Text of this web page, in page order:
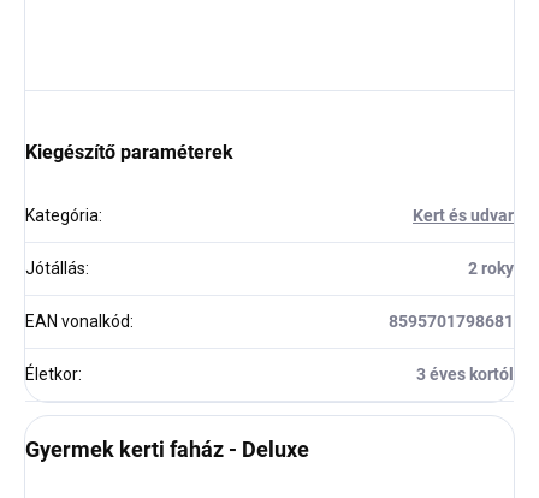
Kiegészítő paraméterek
Kategória: Kert és udvar
Jótállás: 2 roky
EAN vonalkód: 8595701798681
Életkor: 3 éves kortól
Gyermek kerti faház - Deluxe